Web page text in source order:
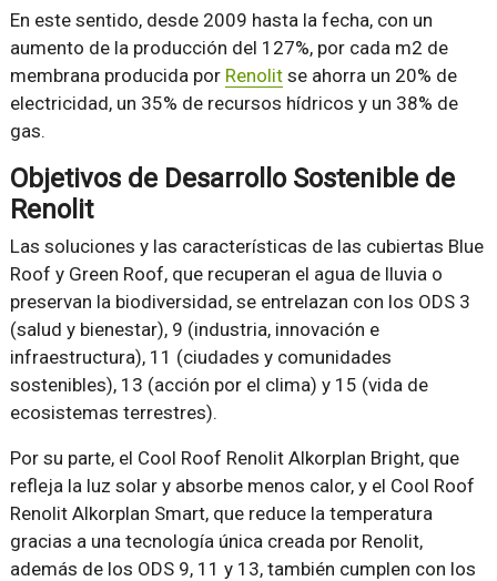
En este sentido, desde 2009 hasta la fecha, con un
aumento de la producción del 127%, por cada m2 de
membrana producida por Renolitse ahorra un 20% de
electricidad, un 35% de recursos hídricos y un 38% de
gas.
Objetivos de Desarrollo Sostenible de
Renolit
Las soluciones y las características de las cubiertas Blue
Roof y Green Roof, que recuperan el agua de lluvia o
preservan la biodiversidad, se entrelazan con los ODS 3
(salud y bienestar), 9 (industria, innovación e
infraestructura), 11 (ciudades y comunidades
sostenibles), 13 (acción por el clima) y 15 (vida de
ecosistemas terrestres).
Por su parte, el Cool Roof Renolit Alkorplan Bright, que
refleja la luz solar y absorbe menos calor, y el Cool Roof
Renolit Alkorplan Smart, que reduce la temperatura
gracias a una tecnología única creada por Renolit,
además de los ODS 9, 11 y 13, también cumplen con los